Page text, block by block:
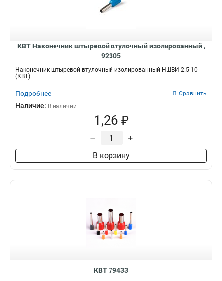
КВТ Наконечник штыревой втулочный изолированный ,
92305
Наконечник штыревой втулочный изолированный НШВИ 2.5-10
(КВТ)
Подробнее Сравнить
Наличие: В наличии
1,26 ₽
– +
В корзину
КВТ 79433